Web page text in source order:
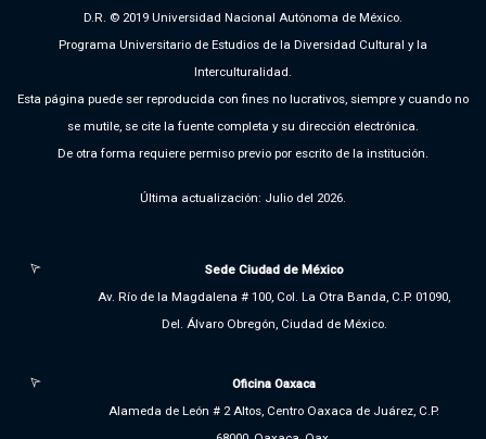
D.R. © 2019 Universidad Nacional Autónoma de México.
Programa Universitario de Estudios de la Diversidad Cultural y la
Interculturalidad.
Esta página puede ser reproducida con fines no lucrativos, siempre y cuando no
se mutile, se cite la fuente completa y su dirección electrónica.
De otra forma requiere permiso previo por escrito de la institución.
Última actualización: Julio del 2026.
Sede Ciudad de México
Av. Río de la Magdalena # 100, Col. La Otra Banda, C.P. 01090,
Del. Álvaro Obregón, Ciudad de México.
Oficina Oaxaca
Alameda de León # 2 Altos, Centro Oaxaca de Juárez, C.P.